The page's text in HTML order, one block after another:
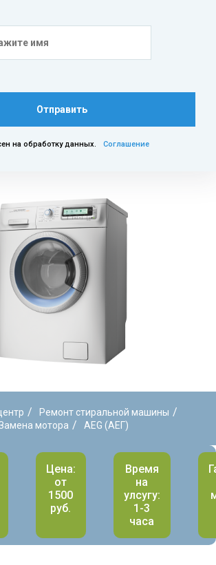
Отправить
на обработку данных. Соглашение
/ Ремонт стиральной машины /
мотора / AEG (АЕГ)
Цена:
от
1500
руб.
Время
на
улсугу:
1-3
часа